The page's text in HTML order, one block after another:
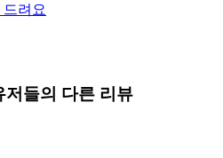
려요
저들의 다른 리뷰